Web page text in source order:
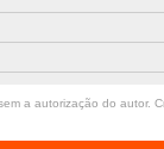
de Motor de
em Motor de
Portão Eletrônico
de Portão
a autorização do autor.